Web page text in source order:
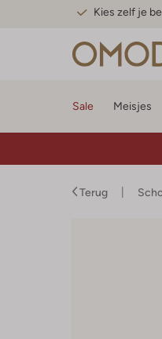
Kies zelf je
Sale Meisjes
Terug